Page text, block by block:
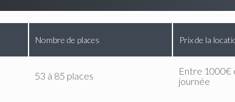
Nombre de places Prix de la
53 à 85 places
Entre 1000€
journée